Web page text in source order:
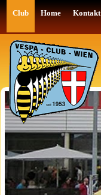
Club Home Kontakt